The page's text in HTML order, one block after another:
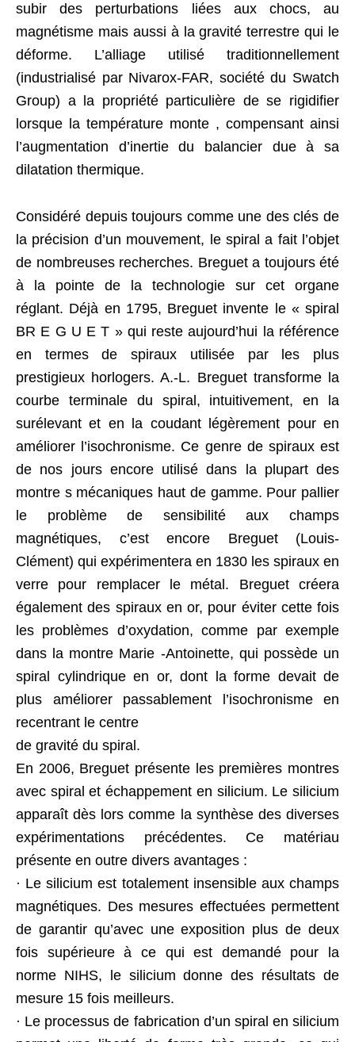
subir des perturbations liées aux chocs, au
magnétisme mais aussi à la gravité terrestre qui le
déforme. L’alliage utilisé traditionnellement
(industrialisé par Nivarox-FAR, société du Swatch
Group) a la propriété particulière de se rigidifier
lorsque la température monte , compensant ainsi
l’augmentation d’inertie du balancier due à sa
dilatation thermique.
Considéré depuis toujours comme une des clés de
la précision d’un mouvement, le spiral a fait l’objet
de nombreuses recherches. Breguet a toujours été
à la pointe de la technologie sur cet organe
réglant. Déjà en 1795, Breguet invente le « spiral
BR E G U E T » qui reste aujourd’hui la référence
en termes de spiraux utilisée par les plus
prestigieux horlogers. A.-L. Breguet transforme la
courbe terminale du spiral, intuitivement, en la
surélevant et en la coudant légèrement pour en
améliorer l’isochronisme. Ce genre de spiraux est
de nos jours encore utilisé dans la plupart des
montre s mécaniques haut de gamme. Pour pallier
le problème de sensibilité aux champs
magnétiques, c’est encore Breguet (Louis-
Clément) qui expérimentera en 1830 les spiraux en
verre pour remplacer le métal. Breguet créera
également des spiraux en or, pour éviter cette fois
les problèmes d’oxydation, comme par exemple
dans la montre Marie -Antoinette, qui possède un
spiral cylindrique en or, dont la forme devait de
plus améliorer passablement l’isochronisme en
recentrant le centre
de gravité du spiral.
En 2006, Breguet présente les premières montres
avec spiral et échappement en silicium. Le silicium
apparaît dès lors comme la synthèse des diverses
expérimentations précédentes. Ce matériau
présente en outre divers avantages :
· Le silicium est totalement insensible aux champs
magnétiques. Des mesures effectuées permettent
de garantir qu’avec une exposition plus de deux
fois supérieure à ce qui est demandé pour la
norme NIHS, le silicium donne des résultats de
mesure 15 fois meilleurs.
· Le processus de fabrication d’un spiral en silicium